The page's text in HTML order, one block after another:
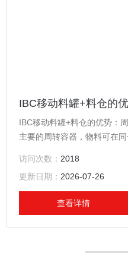
IBC移动料罐+料仓的
IBC移动料罐+料仓的优势：
主要的周转容器，物料可在
染。*符合药品生产的GMP的
访问次数： 2018
更新日期： 2026-07-26
查看详情